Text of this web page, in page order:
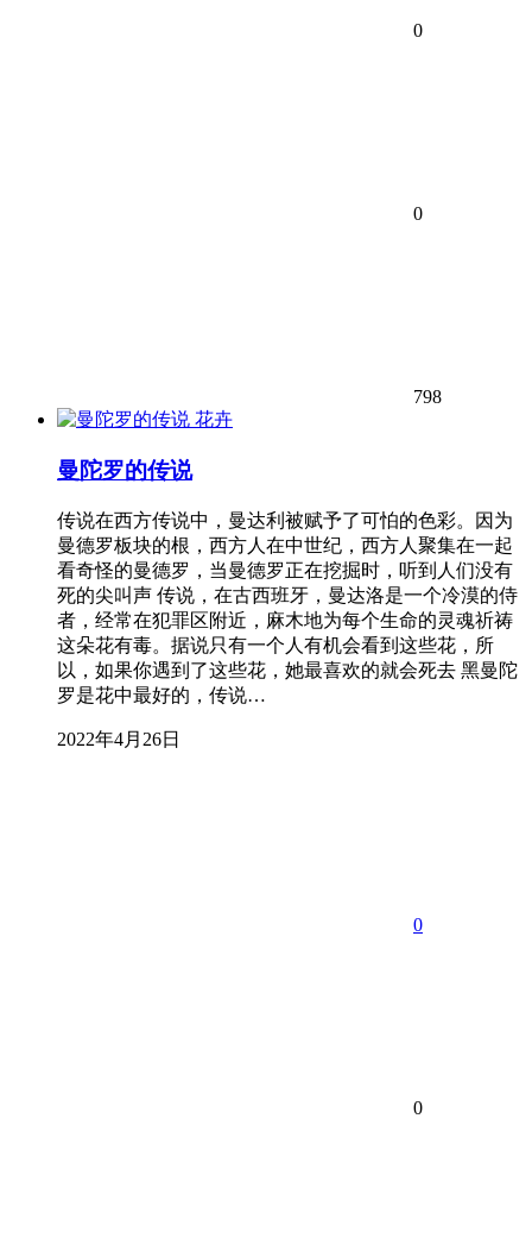
0
0
798
花卉
曼陀罗的传说
传说在西方传说中，曼达利被赋予了可怕的色彩。因为
曼德罗板块的根，西方人在中世纪，西方人聚集在一起
看奇怪的曼德罗，当曼德罗正在挖掘时，听到人们没有
死的尖叫声 传说，在古西班牙，曼达洛是一个冷漠的侍
者，经常在犯罪区附近，麻木地为每个生命的灵魂祈祷
这朵花有毒。据说只有一个人有机会看到这些花，所
以，如果你遇到了这些花，她最喜欢的就会死去 黑曼陀
罗是花中最好的，传说…
2022年4月26日
0
0